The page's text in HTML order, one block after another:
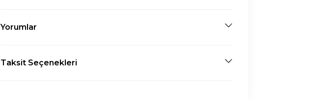
Yorumlar
Taksit Seçenekleri